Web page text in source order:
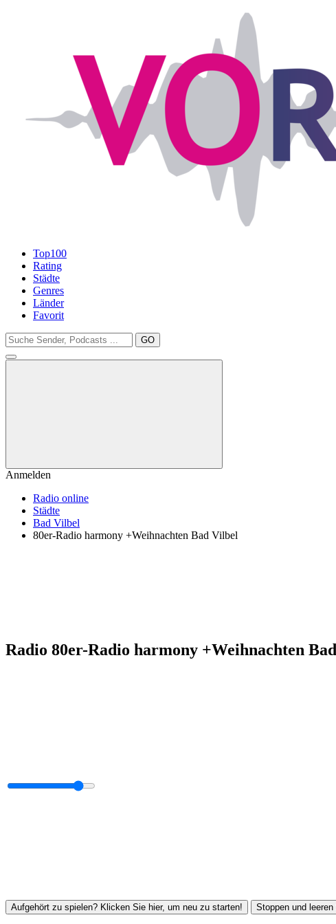
Top100
Rating
Städte
Genres
Länder
Favorit
GO
Anmelden
Radio online
Städte
Bad Vilbel
80er-Radio harmony +Weihnachten Bad Vilbel
Radio 80er-Radio harmony +Weihnachten
Aufgehört zu spielen? Klicken Sie hier, um neu zu starten! Stoppen und leeren